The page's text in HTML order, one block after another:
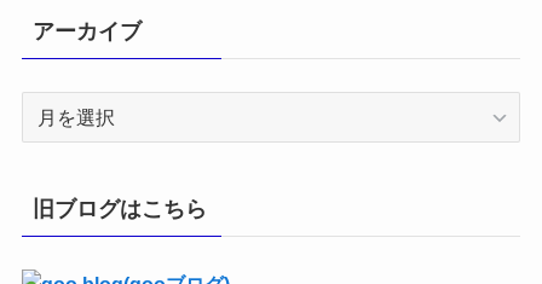
アーカイブ
イ
ブ
旧ブログはこちら